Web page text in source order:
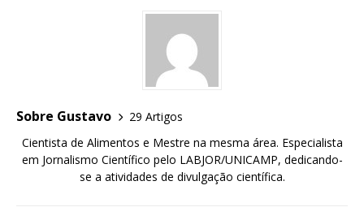
Sobre Gustavo
29 Artigos
Cientista de Alimentos e Mestre na mesma área. Especialista
em Jornalismo Científico pelo LABJOR/UNICAMP, dedicando-
se a atividades de divulgação científica.